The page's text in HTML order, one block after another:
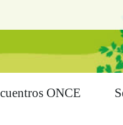
ONCE